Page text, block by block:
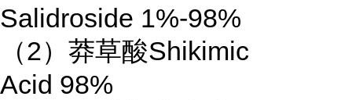
Salidroside 1%-98%
（2）莽草酸Shikimic
Acid 98%